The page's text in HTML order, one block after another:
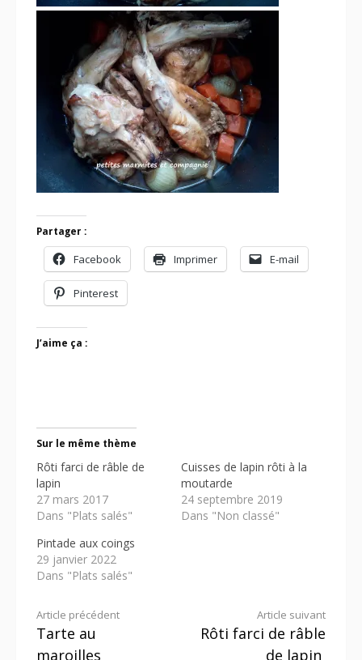
Partager :
Facebook Imprimer E-mail
Pinterest
J’aime ça :
Sur le même thème
Rôti farci de râble de
lapin
27 mars 2017
Dans "Plats salés"
Cuisses de lapin rôti à la
moutarde
24 septembre 2019
Dans "Non classé"
Pintade aux coings
29 janvier 2022
Dans "Plats salés"
Lire
la
Article précédent
Tarte au
maroilles
Article suivant
Rôti farci de râble
de lapin